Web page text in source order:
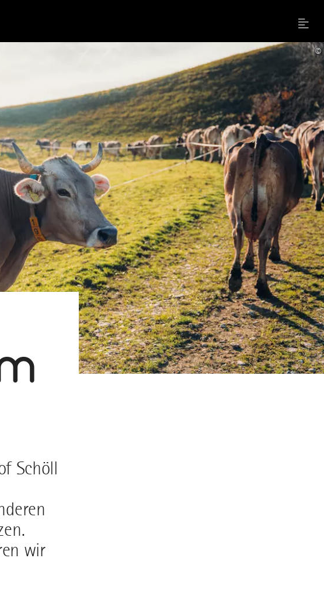
Menu
©
Schöll
wir